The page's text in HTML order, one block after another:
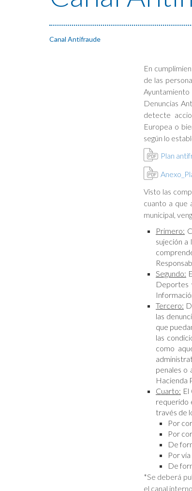
Canal Antifraude
En
de las
Denuncias
detecte
Europea o
según lo
Plan
Visto las
cuanto a que
municipal,
Primero:
sujeción
Segundo:
Deportes
Tercero:
las
que
las
como
penales o
Hacienda
Cuarto: El
requerido
través de
Por
Por
De
Por
De
*Se deberá
el canal